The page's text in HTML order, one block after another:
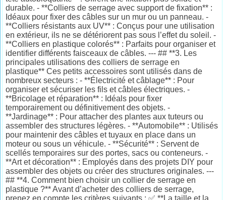
durable. - **Colliers de serrage avec support de fixation** :
Idéaux pour fixer des câbles sur un mur ou un panneau. -
**Colliers résistants aux UV** : Conçus pour une utilisation
en extérieur, ils ne se détériorent pas sous l’effet du soleil. -
**Colliers en plastique colorés** : Parfaits pour organiser et
identifier différents faisceaux de câbles. --- ## **3. Les
principales utilisations des colliers de serrage en
plastique** Ces petits accessoires sont utilisés dans de
nombreux secteurs : - **Électricité et câblage** : Pour
organiser et sécuriser les fils et câbles électriques. -
**Bricolage et réparation** : Idéals pour fixer
temporairement ou définitivement des objets. -
**Jardinage** : Pour attacher des plantes aux tuteurs ou
assembler des structures légères. - **Automobile** : Utilisés
pour maintenir des câbles et tuyaux en place dans un
moteur ou sous un véhicule. - **Sécurité** : Servent de
scellés temporaires sur des portes, sacs ou conteneurs. -
**Art et décoration** : Employés dans des projets DIY pour
assembler des objets ou créer des structures originales. ---
## **4. Comment bien choisir un collier de serrage en
plastique ?** Avant d’acheter des colliers de serrage,
prenez en compte les critères suivants : ✅ **La taille et la